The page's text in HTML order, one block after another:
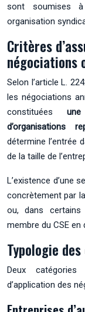
sont soumises
organisation
Critères
négociations
Selon l’article L.
les négociations
constituées
d’organisations
détermine l’entrée
de la taille de
L’existence d’une
concrètement par
ou, dans certains
membre du CSE en
Typologie
Deux
d’application des